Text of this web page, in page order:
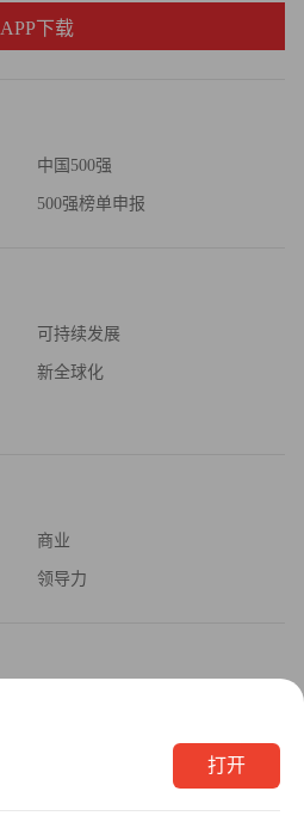
中国500强
500强榜单申报
可持续发展
新全球化
商业
领导力
APP下载
打开